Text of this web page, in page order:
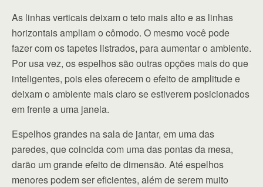
As linhas verticais deixam o teto mais alto e as linhas
horizontais ampliam o cômodo. O mesmo você pode
fazer com os tapetes listrados, para aumentar o ambiente.
Por usa vez, os espelhos são outras opções mais do que
inteligentes, pois eles oferecem o efeito de amplitude e
deixam o ambiente mais claro se estiverem posicionados
em frente a uma janela.
Espelhos grandes na sala de jantar, em uma das
paredes, que coincida com uma das pontas da mesa,
darão um grande efeito de dimensão. Até espelhos
menores podem ser eficientes, além de serem muito